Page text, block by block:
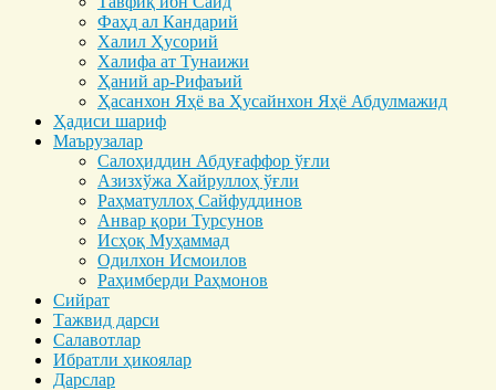
Фаҳд ал Кандарий
Халил Ҳусорий
Халифа ат Тунаижи
Ҳаний ар-Рифаъий
Ҳасанхон Яҳё ва Ҳусайнхон Яҳё Абдулмажид
Ҳадиси шариф
Маърузалар
Салоҳиддин Абдуғаффор ўғли
Азизхўжа Хайруллоҳ ўғли
Раҳматуллоҳ Сайфуддинов
Анвар қори Турсунов
Исҳоқ Муҳаммад
Одилхон Исмоилов
Раҳимберди Раҳмонов
Сийрат
Тажвид дарси
Салавотлар
Ибратли ҳикоялар
Дарслар